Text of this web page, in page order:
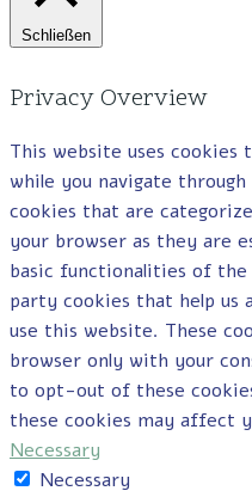
Schließen
Privacy Overview
This website uses
while you navigate
cookies that are
your browser as they are
basic functionalities of
party cookies that help us
use this website. These
browser only with your
to opt-out of these
these cookies may affect
Necessary
Necessary